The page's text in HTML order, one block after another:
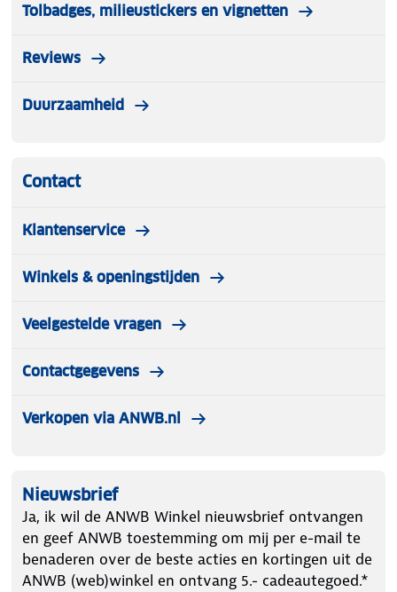
Tolbadges, milieustickers en vignetten
Reviews
Duurzaamheid
Contact
Klantenservice
Winkels & openingstijden
Veelgestelde vragen
Contactgegevens
Verkopen via ANWB.nl
Nieuwsbrief
Ja, ik wil de ANWB Winkel nieuwsbrief ontvangen
en geef ANWB toestemming om mij per e-mail te
benaderen over de beste acties en kortingen uit de
ANWB (web)winkel en ontvang 5.- cadeautegoed.*